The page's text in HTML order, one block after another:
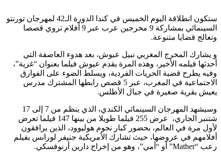
ستكون انطلاقة اليوم الخميس في كندا الدورة الـ42 لمهرجان تورنتو
السينمائي بمشاركة 9 مخرجين عرب عبر 9 أفلام تروي قصصا
وتعالج قضايا متنوعة.
و يشارك المخرج المغربي نبيل عيوش، بعد هدوء العاصفة التي
أحدثها فيلمه الأخير، وهذه المرة يقدم عيوش فيلما بعنوان “غزية”،
وفيه يطرح قضية الحريات الفردية، ويسلط الضوء على الفوارق
الاجتماعية في المغرب، عبر 5 قصص رابطها المشترك مدرس
يعيش بقرية صغيرة في جبال الأطلس.
وسيشهد المهرجان السينمائي الكندي، الذي ينظم من 7 إلى 17
شتنبر الجاري، عرض 255 فيلما طويلا من بينها 147 فيلما تعرض
لأول مرة في العالم، بحضور كبار نجوم هوليوود، الذين يرافقون
أفلامهم في عروضها، حيث تشارك الأمريكية جنيفر لورانس بفيلم
رعب “Mather” أو “أمي”، وهو من إخراج دارين أرنوفسكي.